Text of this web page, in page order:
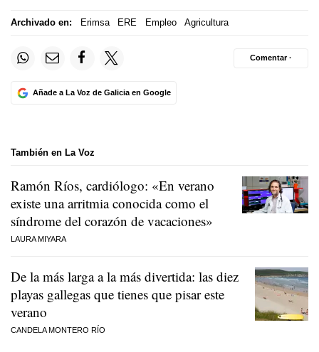
Archivado en: Erimsa ERE Empleo Agricultura
Añade a La Voz de Galicia en Google
Comentar ·
También en La Voz
Ramón Ríos, cardiólogo: «En verano
existe una arritmia conocida como el
síndrome del corazón de vacaciones»
LAURA MIYARA
De la más larga a la más divertida: las diez
playas gallegas que tienes que pisar este
verano
CANDELA MONTERO RÍO